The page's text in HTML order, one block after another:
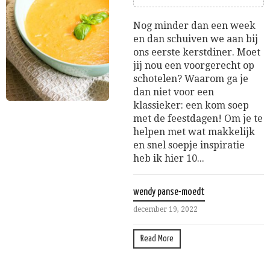
Nog minder dan een week
en dan schuiven we aan bij
ons eerste kerstdiner. Moet
jij nou een voorgerecht op
schotelen? Waarom ga je
dan niet voor een
klassieker: een kom soep
met de feestdagen! Om je te
helpen met wat makkelijk
en snel soepje inspiratie
heb ik hier 10...
wendy panse-moedt
december 19, 2022
Read More